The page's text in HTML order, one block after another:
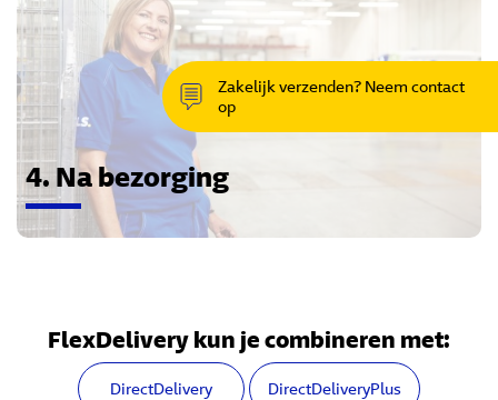
4. Na bezorging
FlexDelivery kun je combineren met:
DirectDelivery DirectDeliveryPlus
Zakelijk verzenden? Neem contact
op